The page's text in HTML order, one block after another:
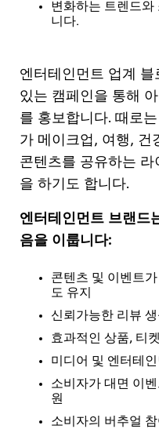
변화하는 트렌드와
니다.
엔터테인먼트 업계
있는 캠페인을 통해
를 홍보합니다. 때로
가 메이크업, 여행, 건
콘텐츠를 공유하는
을 하기도 합니다.
엔터테인먼트 브랜드
음을 이룹니다:
콘텐츠 및 이벤트가
도 유지
신뢰가능한 리뷰 생
효과적인 상품, 티켓
미디어 및 엔터테
소비자가 대면 이벤
원
소비자의 버추얼 참